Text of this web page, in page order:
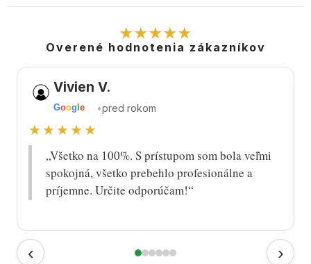
★★★★★
Overené hodnotenia zákazníkov
‹
Vivien V.
Goog le •pred rokom
★★★★★
„Všetko na 100%. S prístupom som bola veľmi
spokojná, všetko prebehlo profesionálne a
príjemne. Určite odporúčam!“
›